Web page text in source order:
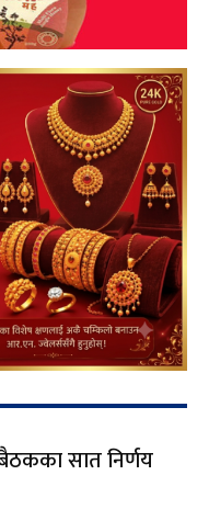
बैठकका सात निर्णय